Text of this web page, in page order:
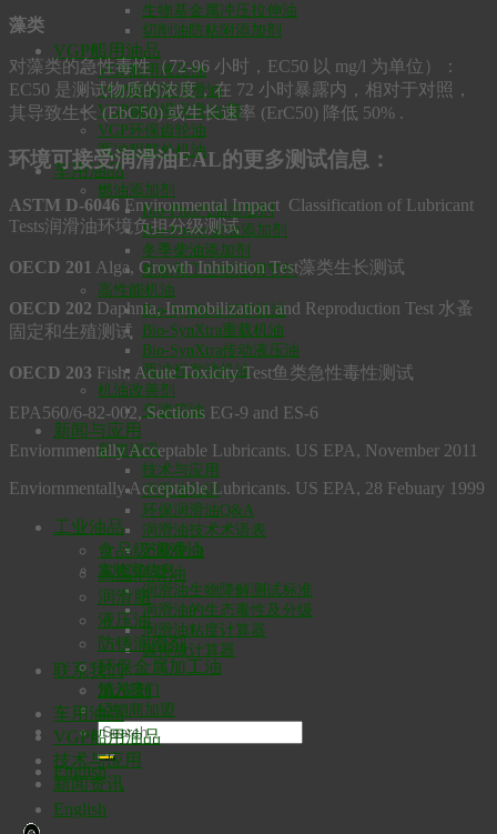
生物基金属冲压拉伸油
切削油防粘附添加剂
VGP船用油品
VGP船用液压油
VGP艉轴管润滑油
VGP钢丝绳润滑油/脂
VGP环保齿轮油
两冲程舷外机油
车用油品
燃油添加剂
Bio-Plus汽油添加剂
Bio-Power柴油添加剂
冬季柴油添加剂
船舶和工业燃油调节剂
高性能机油
Bio-SynXtra SHP机油
Bio-SynXtra重载机油
Bio-SynXtra传动液压油
两冲程发动机油
机油改善剂
变速箱油
新闻与应用
新闻资讯
技术与应用
润滑油知识
环保润滑油Q&A
润滑油技术术语表
下载中心
实验室信息
润滑油生物降解测试标准
润滑油的生态毒性及分级
润滑油粘度计算器
碳排放计算器
联系我们
加入我们
经销商加盟
English
English
藻类
对藻类的急性毒性（72-96 小时，EC50 以 mg/l 为单位）：
EC50 是测试物质的浓度，在 72 小时暴露内，相对于对照，
其导致生长 (EbC50) 或生长速率 (ErC50) 降低 50% .
环境可接受润滑油EAL的更多测试信息：
ASTM D-6046 Environmental Impact Classification of Lubricant
Tests润滑油环境负担分级测试
OECD 201 Alga, Growth Inhibition Test藻类生长测试
OECD 202 Daphnia, Immobilization and Reproduction Test 水蚤
固定和生殖测试
OECD 203 Fish, Acute Toxicity Test鱼类急性毒性测试
EPA560/6-82-002, Sections EG-9 and ES-6
Enviornmentally Acceptable Lubricants. US EPA, November 2011
Enviornmentally Acceptable Lubricants. US EPA, 28 Febuary 1999
工业油品
食品级润滑油
高温润滑油
润滑脂
液压油
防锈润滑剂
环保金属加工油
清洗剂
车用油品
VGP船用油品
技术与应用
新闻资讯